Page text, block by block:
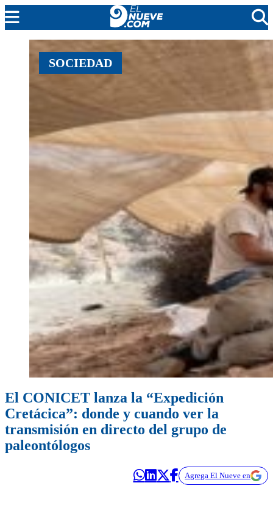
EL NUEVE
SOCIEDAD
SOCIEDAD
El CONICET lanza la “Expedición
Cretácica”: donde y cuando ver la
transmisión en directo del grupo de
paleontólogos
Agrega El Nueve en